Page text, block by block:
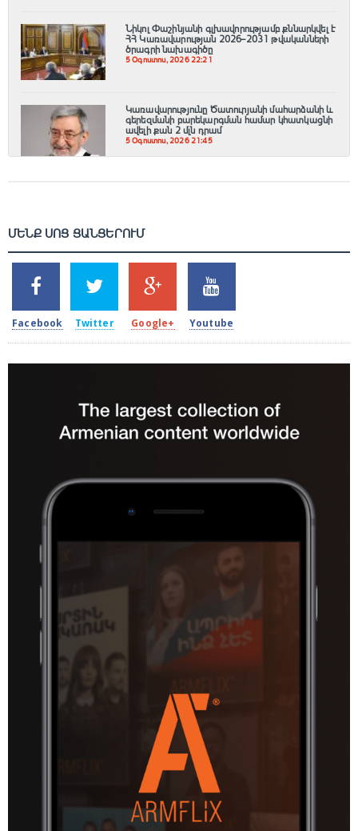
Նիկոլ Փաշինյանի գլխավորությամբ քննարկվել է
ՀՀ Կառավարության 2026–2031 թվականների
ծրագրի նախագիծը
5 Օգոստոս, 2026 22:21
Կառավարությունը Ծատուրյանի մահարձանի և
գերեզմանի բարեկարգման համար կհատկացնի
ավելի քան 2 մլն դրամ
5 Օգոստոս, 2026 21:45
ՄԵՆՔ ՍՈՑ ՑԱՆՑԵՐՈՒՄ
2k
SHARES
Facebook
1.5k
TWEETS
Twitter
203
SHARES
Google+
620
SHARES
Youtube